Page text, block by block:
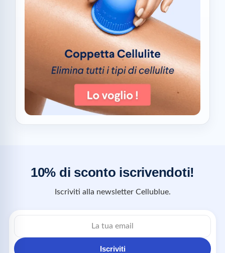
10% di sconto iscrivendoti!
Iscriviti alla newsletter Cellublue.
Iscriviti